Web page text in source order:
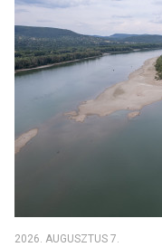
2026. AUGUSZTUS 7.